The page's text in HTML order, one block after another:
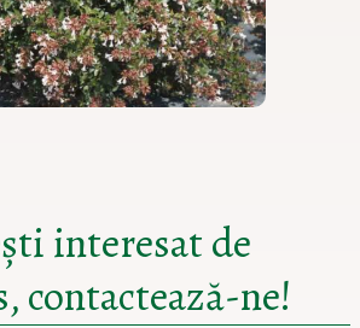
interesat de
contactează-ne!